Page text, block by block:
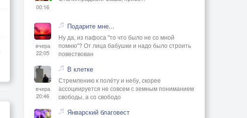
00:16
вчера
22:05
Подарите мне...
Ну да, из пафоса "то что было не со мной
помню"? От лица бабушки и надо было строить
повествован
вчера
20:46
В клетке
Стремлению к полёту и небу, скорее
ассоциируется не совсем с земным пониманием
свободы, а со свободо
Январский благовест